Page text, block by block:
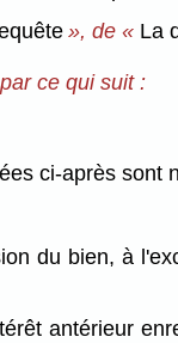
», de « La
ce qui suit :
ci-après sont
du bien, à
antérieur